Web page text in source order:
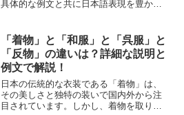
具体的な例文と共に日本語表現を豊かに
ンを目指します。
「着物」と「和服」と「呉服」と
「反物」の違いは？詳細な説明と
例文で解説！
日本の伝統的な衣装である「着物」は、
その美しさと独特の装いで国内外から注
目されています。しかし、着物を取り巻